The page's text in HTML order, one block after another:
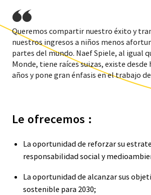
Queremos compartir nuestro éxito y
nuestros ingresos a niños menos
partes del mundo. Naef Spiele, al igual
Monde, tiene raíces suizas, existe desde
años y pone gran énfasis en el trabajo
Le ofrecemos :
La oportunidad de reforzar su
responsabilidad social y
La oportunidad de alcanzar sus
sostenible para 2030;